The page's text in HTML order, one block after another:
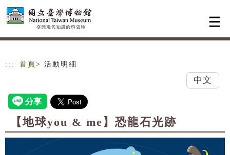
跳到主要內容
網站導覽
::: 首頁 > 活動明細
中文
【地球you & me】恐龍石光跡